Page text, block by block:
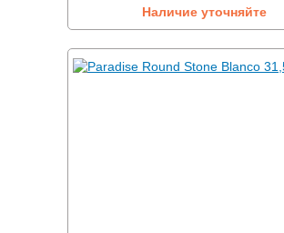
Наличие уточняйте